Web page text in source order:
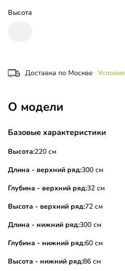
Высота
Доставка по Москве Условия
О модели
Базовые характеристики
Высота:220 см
Длина - верхний ряд:300 см
Глубина - верхний ряд:32 см
Высота - верхний ряд:72 см
Длина - нижний ряд:300 см
Глубина - нижний ряд:60 см
Высота - нижний ряд:86 см